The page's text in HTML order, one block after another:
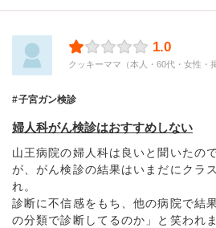
1.0
クッキーママ（本人・60代・女性・
子宮ガン検診
婦人科がん検診はおすすめしない
山王病院の婦人科は良いと聞いたの
が、がん検診の結果はいまだにクラ
れ。
診断に不信感をもち、他の病院で結
の分類で診断してるのか」と笑われ